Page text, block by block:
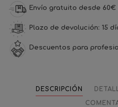
Envío gratuito desde 60€
Plazo de devolución: 15
Descuentos para
DESCRIPCIÓN